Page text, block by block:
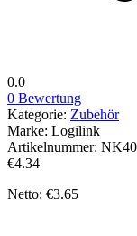
0.0
0 Bewertung
Kategorie: Zubehör
Marke: Logilink
Artikelnummer:
€4.34
Netto: €3.65